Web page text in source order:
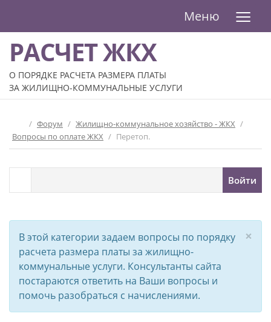
Меню ≡
РАСЧЕТ ЖКХ
О ПОРЯДКЕ РАСЧЕТА РАЗМЕРА ПЛАТЫ
ЗА ЖИЛИЩНО-КОММУНАЛЬНЫЕ УСЛУГИ
/ Форум / Жилищно-коммунальное хозяйство - ЖКХ /
Вопросы по оплате ЖКХ / Перетоп.
Войти
×
В этой категории задаем вопросы по порядку
расчета размера платы за жилищно-
коммунальные услуги. Консультанты сайта
постараются ответить на Ваши вопросы и
помочь разобраться с начислениями.